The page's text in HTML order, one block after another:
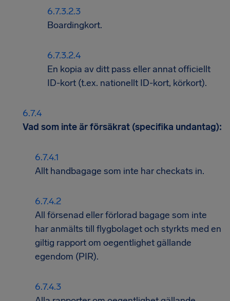
Boardingkort.
En kopia av ditt pass eller annat officiellt
ID-kort (t.ex. nationellt ID-kort, körkort).
Vad som inte är försäkrat (specifika undantag):
Allt handbagage som inte har checkats in.
All försenad eller förlorad bagage som inte
har anmälts till flygbolaget och styrkts med en
giltig rapport om oegentlighet gällande
egendom (PIR).